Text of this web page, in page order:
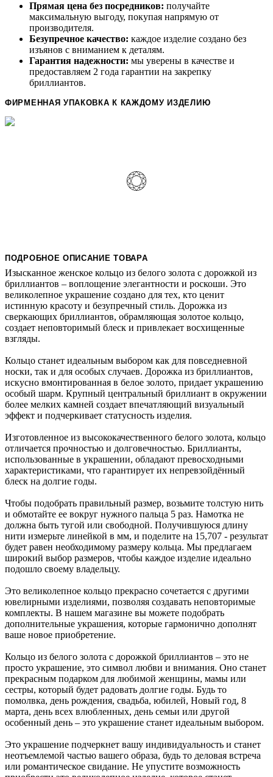
Прямая цена без посредников: получайте
максимальную выгоду, покупая напрямую от
производителя.
Безупречное качество: каждое изделие создано без
изъянов с вниманием к деталям.
Гарантия надежности: мы уверены в качестве и
предоставляем 2 года гарантии на закрепку
бриллиантов.
ФИРМЕННАЯ УПАКОВКА К КАЖДОМУ ИЗДЕЛИЮ
ПОДРОБНОЕ ОПИСАНИЕ ТОВАРА
Изысканное женское кольцо из белого золота с дорожкой из
бриллиантов – воплощение элегантности и роскоши. Это
великолепное украшение создано для тех, кто ценит
истинную красоту и безупречный стиль. Дорожка из
сверкающих бриллиантов, обрамляющая золотое кольцо,
создает неповторимый блеск и привлекает восхищенные
взгляды.
Кольцо станет идеальным выбором как для повседневной
носки, так и для особых случаев. Дорожка из бриллиантов,
искусно вмонтированная в белое золото, придает украшению
особый шарм. Крупный центральный бриллиант в окружении
более мелких камней создает впечатляющий визуальный
эффект и подчеркивает статусность изделия.
Изготовленное из высококачественного белого золота, кольцо
отличается прочностью и долговечностью. Бриллианты,
использованные в украшении, обладают превосходными
характеристиками, что гарантирует их непревзойдённый
блеск на долгие годы.
Чтобы подобрать правильный размер, возьмите толстую нить
и обмотайте ее вокруг нужного пальца 5 раз. Намотка не
должна быть тугой или свободной. Получившуюся длину
нити измерьте линейкой в мм, и поделите на 15,707 - результат
будет равен необходимому размеру кольца. Мы предлагаем
широкий выбор размеров, чтобы каждое изделие идеально
подошло своему владельцу.
Это великолепное кольцо прекрасно сочетается с другими
ювелирными изделиями, позволяя создавать неповторимые
комплекты. В нашем магазине вы можете подобрать
дополнительные украшения, которые гармонично дополнят
ваше новое приобретение.
Кольцо из белого золота с дорожкой бриллиантов – это не
просто украшение, это символ любви и внимания. Оно станет
прекрасным подарком для любимой женщины, мамы или
сестры, который будет радовать долгие годы. Будь то
помолвка, день рождения, свадьба, юбилей, Новый год, 8
марта, день всех влюбленных, день семьи или другой
особенный день – это украшение станет идеальным выбором.
Это украшение подчеркнет вашу индивидуальность и станет
неотъемлемой частью вашего образа, будь то деловая встреча
или романтическое свидание. Не упустите возможность